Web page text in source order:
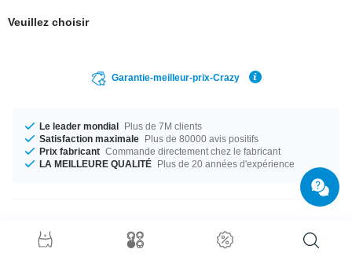
Veuillez choisir
Garantie-meilleur-prix-Crazy
Le leader mondial Plus de 7M clients
Satisfaction maximale Plus de 80000 avis positifs
Prix fabricant Commande directement chez le fabricant
LA MEILLEURE QUALITÉ Plus de 20 années d'expérience
Détails produit